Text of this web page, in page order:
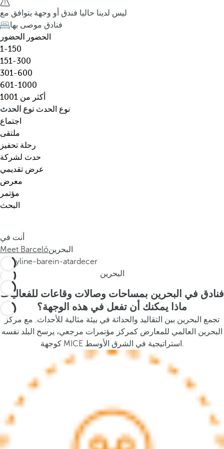
ق
،
و
ج
ه
ة
،
ن
و
ع
م
ع
ي
ن
…
h
e
d
o
w
n
a
r
r
o
w
k
e
y
o
p
e
t
h
p
p
a
s
f
o
ليس لدينا حاليا فندق أو وجهة يتوافق مع
فنادق موصى بها
الحضور
الحضور
1-150
151-300
301-600
601-1000
أكثر من 1001
نوع الحدث نوع الحدث
اجتماع
ملتقى
رحلة تحفيز
حدث لشركة
عرض تقديمي
معرض
مؤتمر
البحث
أنت في
Meet Barcelóالبحرين
البحرين
فنادق في البحرين بمساحات وصالات وقاعات للفعاليات
ماذا يمكنك أن تفعل في هذه الوجهة؟
تجمع البحرين بين التقاليد والحداثة في بيئة مثالية للأحداث. مع مركز
البحرين العالمي للمعارض كمركز مؤتمرات مرجعي، يرسخ البلد نفسه
كوجهة MICE استراتيجية في الشرق الأوسط.